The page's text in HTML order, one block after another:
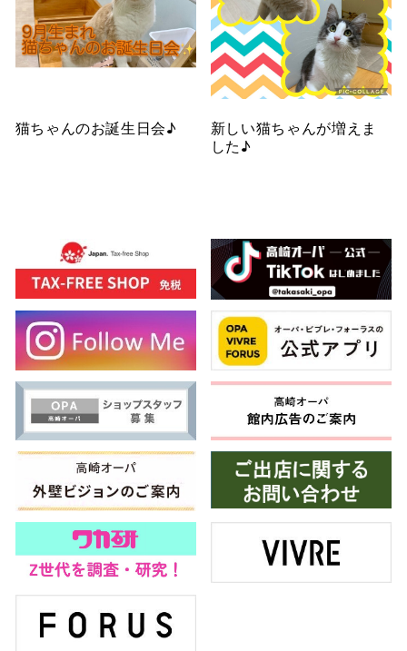
猫ちゃんのお誕生日会♪
新しい猫ちゃんが増えま
した♪